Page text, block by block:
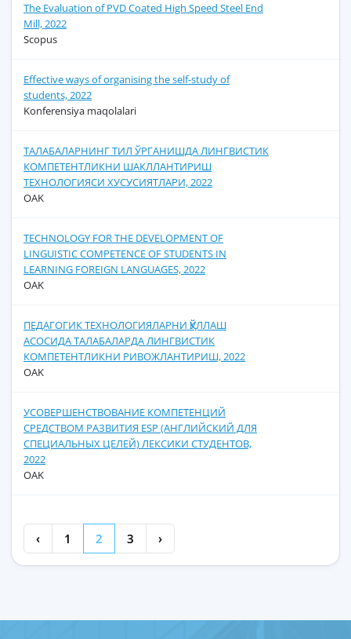
The Evaluation of PVD Coated High Speed Steel End
Mill, 2022
Scopus
Effective ways of organising the self-study of
students, 2022
Konferensiya maqolalari
ТАЛАБАЛАРНИНГ ТИЛ ЎРГАНИШДА ЛИНГВИСТИК
КОМПЕТЕНТЛИКНИ ШАКЛЛАНТИРИШ
ТЕХНОЛОГИЯСИ ХУСУСИЯТЛАРИ, 2022
OAK
TECHNOLOGY FOR THE DEVELOPMENT OF
LINGUISTIC COMPETENCE OF STUDENTS IN
LEARNING FOREIGN LANGUAGES, 2022
OAK
ПЕДАГОГИК ТЕХНОЛОГИЯЛАРНИ ҚЎЛЛАШ
АСОСИДА ТАЛАБАЛАРДА ЛИНГВИСТИК
КОМПЕТЕНТЛИКНИ РИВОЖЛАНТИРИШ, 2022
OAK
УСОВЕРШЕНСТВОВАНИЕ КОМПЕТЕНЦИЙ
СРЕДСТВОМ РАЗВИТИЯ ESP (АНГЛИЙСКИЙ ДЛЯ
СПЕЦИАЛЬНЫХ ЦЕЛЕЙ) ЛЕКСИКИ СТУДЕНТОВ,
2022
OAK
‹ 1 2 3 ›